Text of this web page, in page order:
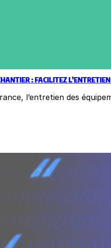
: FACILITEZ
l’entretien des